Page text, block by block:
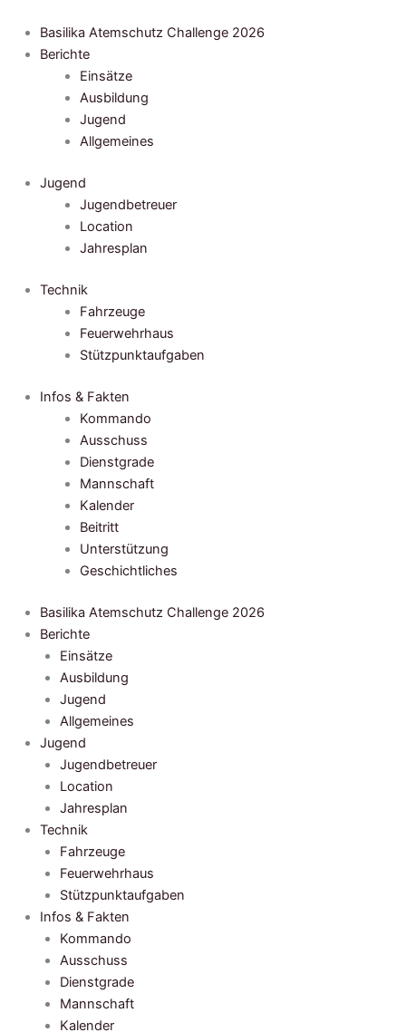
Inhalt
springen
Basilika Atemschutz Challenge 2026
Berichte
Einsätze
Ausbildung
Jugend
Allgemeines
Jugend
Jugendbetreuer
Location
Jahresplan
Technik
Fahrzeuge
Feuerwehrhaus
Stützpunktaufgaben
Infos & Fakten
Kommando
Ausschuss
Dienstgrade
Mannschaft
Kalender
Beitritt
Unterstützung
Geschichtliches
Basilika Atemschutz Challenge 2026
Berichte
Einsätze
Ausbildung
Jugend
Allgemeines
Jugend
Jugendbetreuer
Location
Jahresplan
Technik
Fahrzeuge
Feuerwehrhaus
Stützpunktaufgaben
Infos & Fakten
Kommando
Ausschuss
Dienstgrade
Mannschaft
Kalender